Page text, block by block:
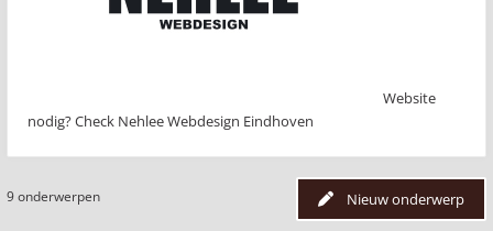
Website
nodig? Check Nehlee Webdesign Eindhoven
Nieuw onderwerp
9 onderwerpen